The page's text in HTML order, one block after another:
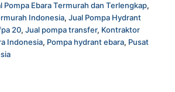
Pompa Ebara Termurah dan Terlengkap,
Indonesia,Jual Pompa Hydrant
20,Jual pompa transfer, Kontraktor
Indonesia, Pompa hydrant ebara, Pusat